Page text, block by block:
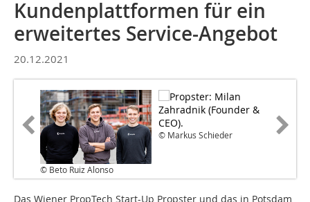
Kundenplattformen für ein
erweitertes Service-Angebot
20.12.2021
© Beto Ruiz Alonso
© Markus Schieder
Das Wiener PropTech Start-Up Propster und das in Potsdam